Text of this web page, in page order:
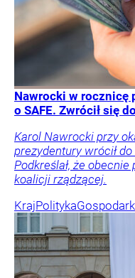
Nawrocki w rocznicę
o SAFE. Zwrócił się
Karol Nawrocki przy
prezydentury wrócił
Podkreślał, że
koalicji rządzącej.
KrajPolityka